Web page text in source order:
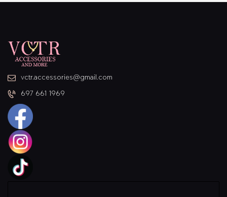
vctr.accessories@gmail.com
697 661 1969